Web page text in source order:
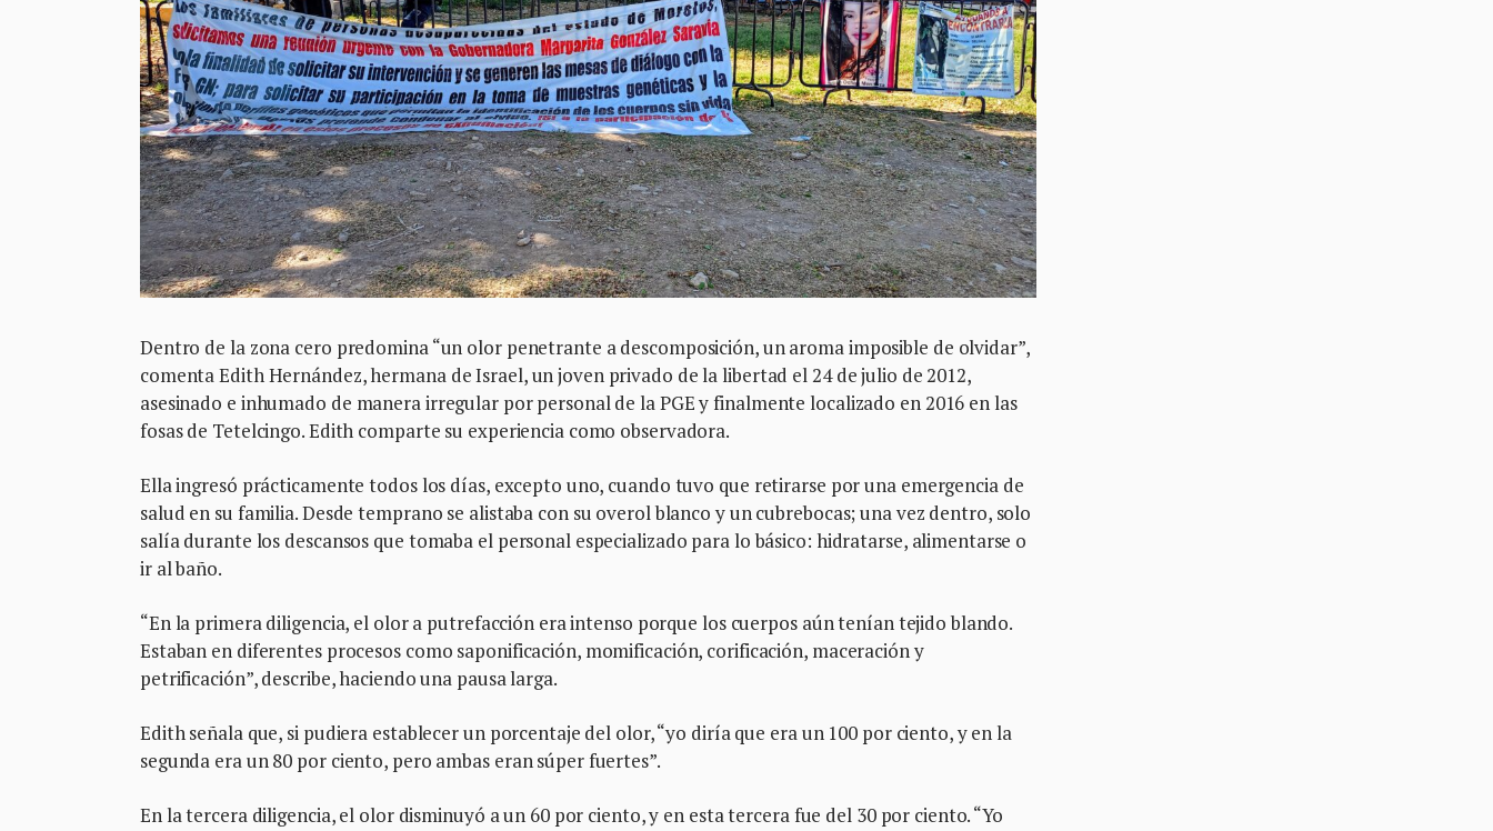
Dentro de la zona cero predomina “un olor penetrante a descomposición, un aroma imposible de olvidar”,
comenta Edith Hernández, hermana de Israel, un joven privado de la libertad el 24 de julio de 2012,
asesinado e inhumado de manera irregular por personal de la PGE y finalmente localizado en 2016 en las
fosas de Tetelcingo. Edith comparte su experiencia como observadora.
Ella ingresó prácticamente todos los días, excepto uno, cuando tuvo que retirarse por una emergencia de
salud en su familia. Desde temprano se alistaba con su overol blanco y un cubrebocas; una vez dentro, solo
salía durante los descansos que tomaba el personal especializado para lo básico: hidratarse, alimentarse o
ir al baño.
“En la primera diligencia, el olor a putrefacción era intenso porque los cuerpos aún tenían tejido blando.
Estaban en diferentes procesos como saponificación, momificación, corificación, maceración y
petrificación”, describe, haciendo una pausa larga.
Edith señala que, si pudiera establecer un porcentaje del olor, “yo diría que era un 100 por ciento, y en la
segunda era un 80 por ciento, pero ambas eran súper fuertes”.
En la tercera diligencia, el olor disminuyó a un 60 por ciento, y en esta tercera fue del 30 por ciento. “Yo